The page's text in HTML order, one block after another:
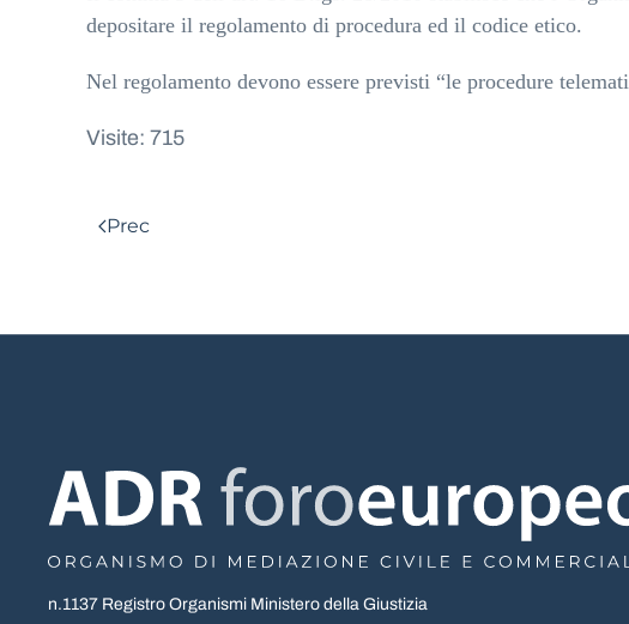
depositare il regolamento di procedura ed il codice etico.
Nel regolamento devono essere previsti “le procedure
Visite: 715
Prec
n.1137 Registro Organismi Ministero della Giustizia